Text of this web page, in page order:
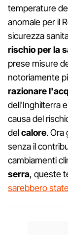
temperature
anomale per il
sicurezza
rischio per la
prese misure
notoriamente
razionare
dell'Inghilterra
causa del
delcalore. Ora
senza il
cambiamenti
serra, queste
sarebbero